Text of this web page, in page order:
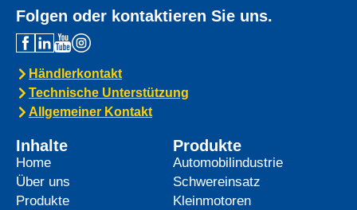
Folgen oder kontaktieren Sie uns.
Händlerkontakt
Technische Unterstützung
Allgemeiner Kontakt
Inhalte
Home
Über uns
Produkte
Produkte
Automobilindustrie
Schwereinsatz
Kleinmotoren